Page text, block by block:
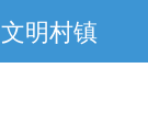
文明村镇